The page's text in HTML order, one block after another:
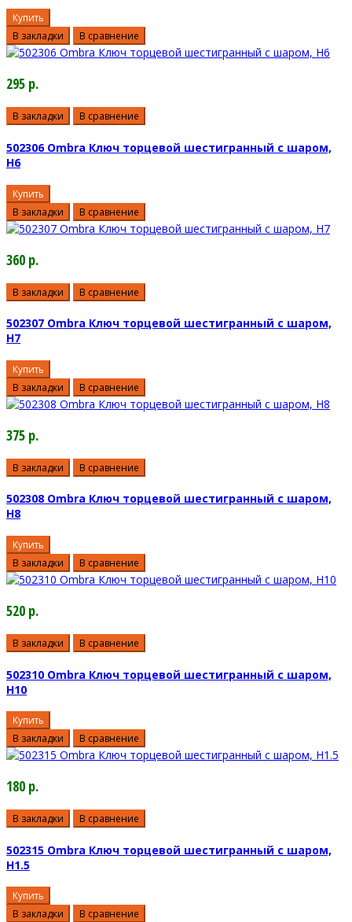
Купить
В закладки
В сравнение
295 р.
В закладки В сравнение
502306 Ombra Ключ торцевой шестигранный с шаром,
H6
Купить
В закладки
В сравнение
360 р.
В закладки В сравнение
502307 Ombra Ключ торцевой шестигранный с шаром,
H7
Купить
В закладки
В сравнение
375 р.
В закладки В сравнение
502308 Ombra Ключ торцевой шестигранный с шаром,
H8
Купить
В закладки
В сравнение
520 р.
В закладки В сравнение
502310 Ombra Ключ торцевой шестигранный с шаром,
H10
Купить
В закладки
В сравнение
180 р.
В закладки В сравнение
502315 Ombra Ключ торцевой шестигранный с шаром,
H1.5
Купить
В закладки
В сравнение